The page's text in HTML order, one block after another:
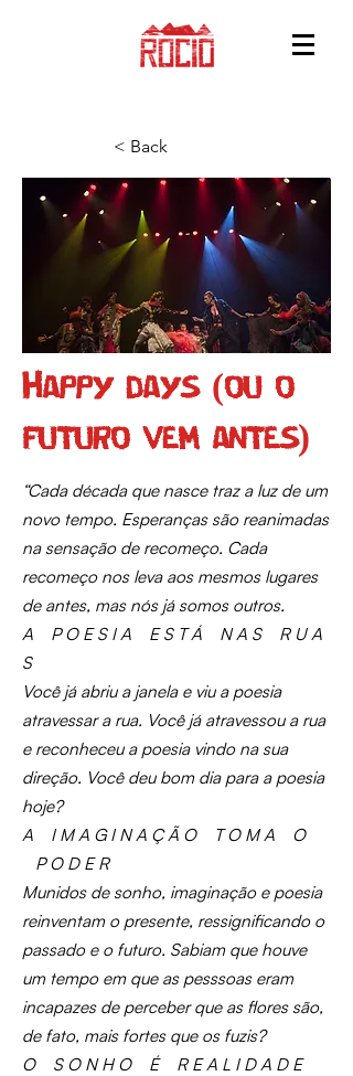
< Back
Happy days (ou o
futuro vem antes)
“Cada década que nasce traz a luz de um
novo tempo. Esperanças são reanimadas
na sensação de recomeço. Cada
recomeço nos leva aos mesmos lugares
de antes, mas nós já somos outros.
A P O E S I A E S T Á N A S R U A
S
Você já abriu a janela e viu a poesia
atravessar a rua. Você já atravessou a rua
e reconheceu a poesia vindo na sua
direção. Você deu bom dia para a poesia
hoje?
A I M A G I N A Ç Ã O T O M A O
P O D E R
Munidos de sonho, imaginação e poesia
reinventam o presente, ressignificando o
passado e o futuro. Sabiam que houve
um tempo em que as pesssoas eram
incapazes de perceber que as flores são,
de fato, mais fortes que os fuzis?
O S O N H O É R E A L I D A D E